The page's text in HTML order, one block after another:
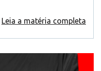
Leia a matéria completa